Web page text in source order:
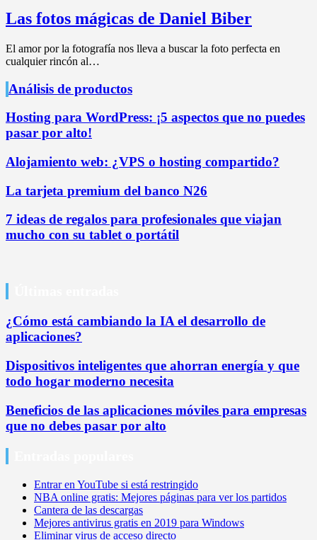
Las fotos mágicas de Daniel Biber
El amor por la fotografía nos lleva a buscar la foto perfecta en
cualquier rincón al…
Análisis de productos
Hosting para WordPress: ¡5 aspectos que no puedes
pasar por alto!
Alojamiento web: ¿VPS o hosting compartido?
La tarjeta premium del banco N26
7 ideas de regalos para profesionales que viajan
mucho con su tablet o portátil
¿Cómo está cambiando la IA el desarrollo de
aplicaciones?
Dispositivos inteligentes que ahorran energía y que
todo hogar moderno necesita
Beneficios de las aplicaciones móviles para empresas
que no debes pasar por alto
Entrar en YouTube si está restringido
NBA online gratis: Mejores páginas para ver los partidos
Cantera de las descargas
Mejores antivirus gratis en 2019 para Windows
Eliminar virus de acceso directo